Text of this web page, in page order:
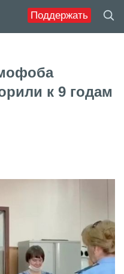
Поддержать
к 9 годам